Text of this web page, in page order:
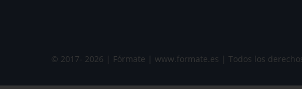
© 2017- 2026 | Fórmate | www.formate.es | Todos los